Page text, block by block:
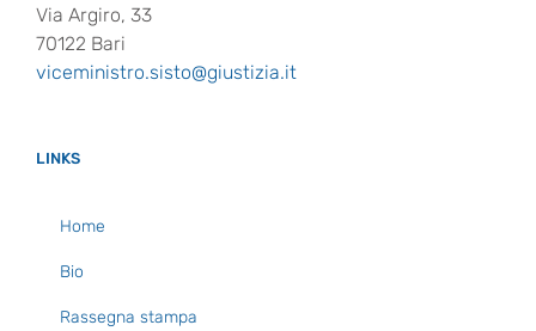
Via Argiro, 33
70122 Bari
viceministro.sisto@giustizia.it
LINKS
Home
Bio
Rassegna stampa